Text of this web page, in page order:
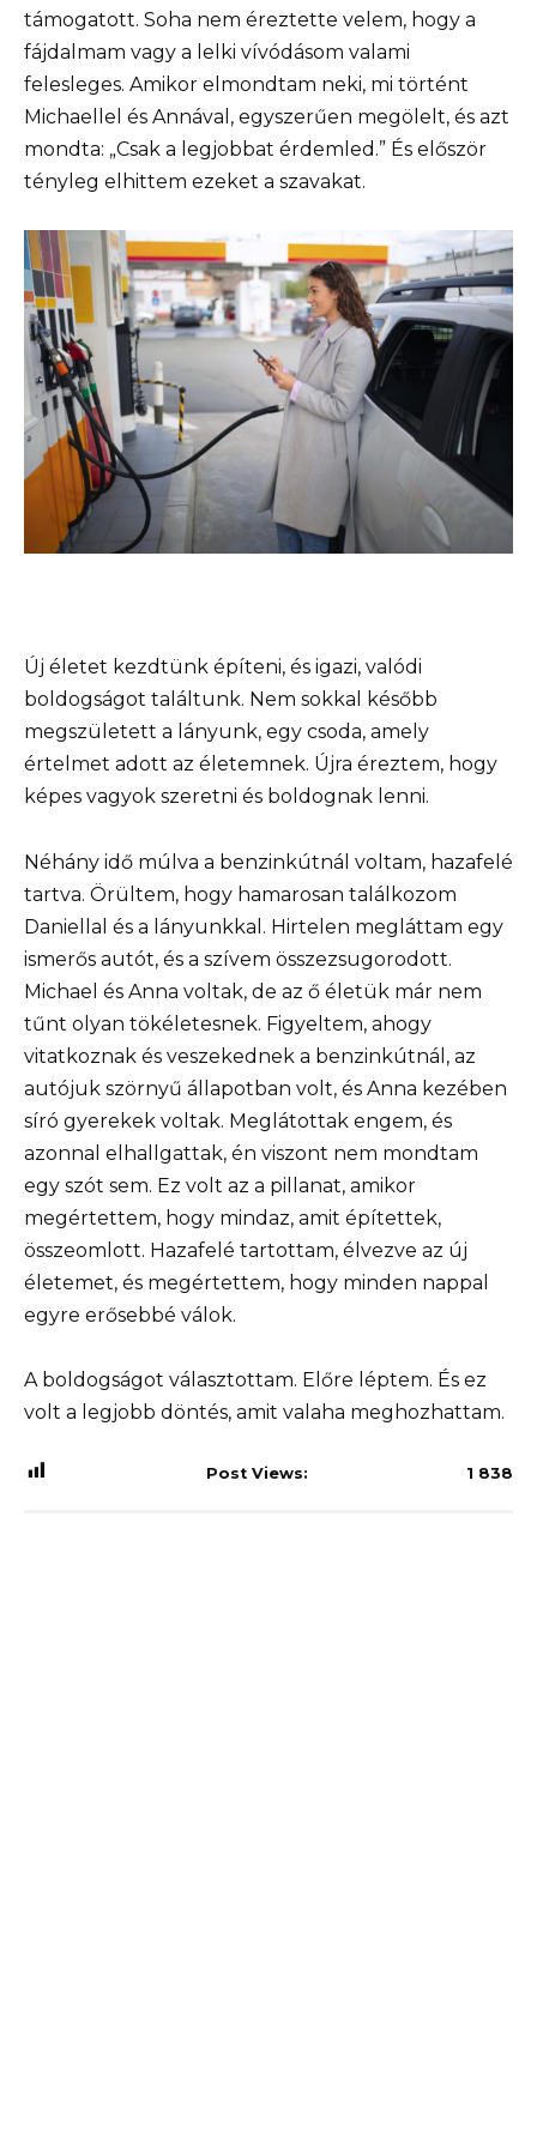
támogatott. Soha nem éreztette velem, hogy a
fájdalmam vagy a lelki vívódásom valami
felesleges. Amikor elmondtam neki, mi történt
Michaellel és Annával, egyszerűen megölelt, és azt
mondta: „Csak a legjobbat érdemled.” És először
tényleg elhittem ezeket a szavakat.
Új életet kezdtünk építeni, és igazi, valódi
boldogságot találtunk. Nem sokkal később
megszületett a lányunk, egy csoda, amely
értelmet adott az életemnek. Újra éreztem, hogy
képes vagyok szeretni és boldognak lenni.
Néhány idő múlva a benzinkútnál voltam, hazafelé
tartva. Örültem, hogy hamarosan találkozom
Daniellal és a lányunkkal. Hirtelen megláttam egy
ismerős autót, és a szívem összezsugorodott.
Michael és Anna voltak, de az ő életük már nem
tűnt olyan tökéletesnek. Figyeltem, ahogy
vitatkoznak és veszekednek a benzinkútnál, az
autójuk szörnyű állapotban volt, és Anna kezében
síró gyerekek voltak. Meglátottak engem, és
azonnal elhallgattak, én viszont nem mondtam
egy szót sem. Ez volt az a pillanat, amikor
megértettem, hogy mindaz, amit építettek,
összeomlott. Hazafelé tartottam, élvezve az új
életemet, és megértettem, hogy minden nappal
egyre erősebbé válok.
A boldogságot választottam. Előre léptem. És ez
volt a legjobb döntés, amit valaha meghozhattam.
Post Views: 1 838